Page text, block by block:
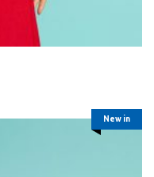
New in